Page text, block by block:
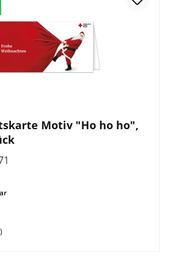
Motiv "Ho ho ho",